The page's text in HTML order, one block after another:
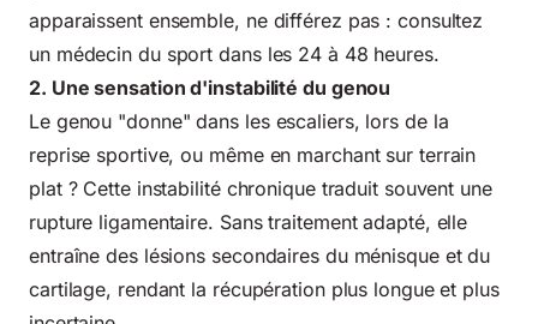
apparaissent ensemble, ne différez pas : consultez
un médecin du sport dans les 24 à 48 heures.
2. Une sensation d'instabilité du genou
Le genou "donne" dans les escaliers, lors de la
reprise sportive, ou même en marchant sur terrain
plat ? Cette instabilité chronique traduit souvent une
rupture ligamentaire. Sans traitement adapté, elle
entraîne des lésions secondaires du ménisque et du
cartilage, rendant la récupération plus longue et plus